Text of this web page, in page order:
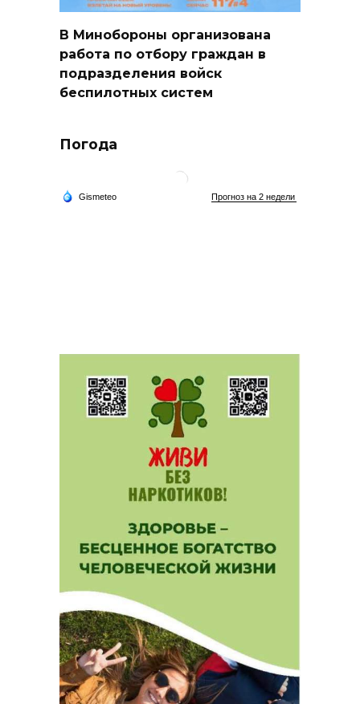
В Минобороны организована
работа по отбору граждан в
подразделения войск
беспилотных систем
Погода